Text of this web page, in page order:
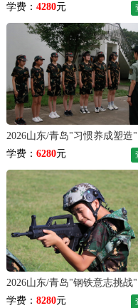
学费： 4280元
学费： 6280元
学费： 8280元